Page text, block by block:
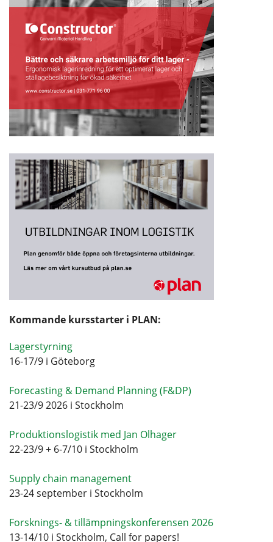
Kommande kursstarter i PLAN:
Lagerstyrning
16-17/9 i Göteborg
Forecasting & Demand Planning (F&DP)
21-23/9 2026 i Stockholm
Produktionslogistik med Jan Olhager
22-23/9 + 6-7/10 i Stockholm
Supply chain management
23-24 september i Stockholm
Forsknings- & tillämpningskonferensen 2026
13-14/10 i Stockholm, Call for papers!